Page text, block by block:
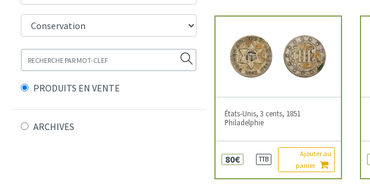
PRODUITS EN VENTE
ARCHIVES
États-Unis, 3 cents, 1851
Philadelphie
80€ TTB
Ajouter au
panier